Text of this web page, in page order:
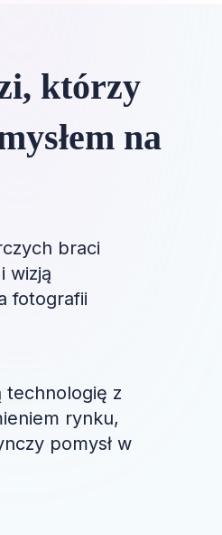
którzy
na
braci
wizją
fotografii
technologię z
rynku,
pomysł w